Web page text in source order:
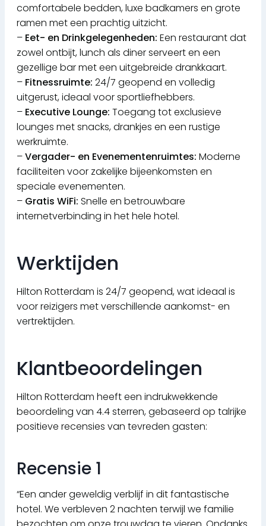
comfortabele bedden, luxe badkamers en grote
ramen met een prachtig uitzicht.
– Eet- en Drinkgelegenheden: Een restaurant dat
zowel ontbijt, lunch als diner serveert en een
gezellige bar met een uitgebreide drankkaart.
– Fitnessruimte: 24/7 geopend en volledig
uitgerust, ideaal voor sportliefhebbers.
– Executive Lounge: Toegang tot exclusieve
lounges met snacks, drankjes en een rustige
werkruimte.
–Vergader- en Evenementenruimtes: Moderne
faciliteiten voor zakelijke bijeenkomsten en
speciale evenementen.
– Gratis WiFi: Snelle en betrouwbare
internetverbinding in het hele hotel.
Werktijden
Hilton Rotterdam is 24/7 geopend, wat ideaal is
voor reizigers met verschillende aankomst- en
vertrektijden.
Klantbeoordelingen
Hilton Rotterdam heeft een indrukwekkende
beoordeling van 4.4 sterren, gebaseerd op talrijke
positieve recensies van tevreden gasten:
Recensie 1
“Een ander geweldig verblijf in dit fantastische
hotel. We verbleven 2 nachten terwijl we familie